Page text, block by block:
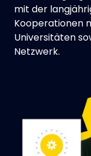
mit der
Kooperationen
Universitäten
Netzwerk.